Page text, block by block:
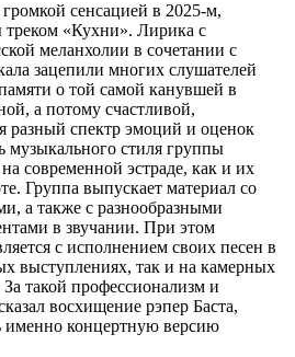
сенсацией в 2025-м,
треком «Кухни». Лирика с
меланхолии в сочетании с
зацепили многих слушателей
о той самой канувшей в
а потому счастливой,
разный спектр эмоций и оценок
музыкального стиля группы
современной эстраде, как и их
Группа выпускает материал со
а также с разнообразными
в звучании. При этом
с исполнением своих песен в
выступлениях, так и на камерных
такой профессионализм и
восхищение рэпер Баста,
именно концертную версию